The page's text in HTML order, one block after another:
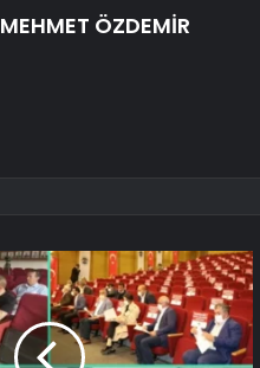
MEHMET ÖZDEMİR